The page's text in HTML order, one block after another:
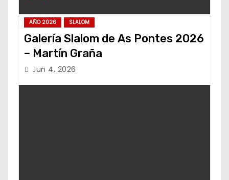
AÑO 2026 SLALOM
Galería Slalom de As Pontes 2026
– Martín Graña
Jun 4, 2026